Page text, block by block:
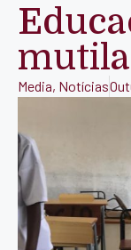
Media, Notícias